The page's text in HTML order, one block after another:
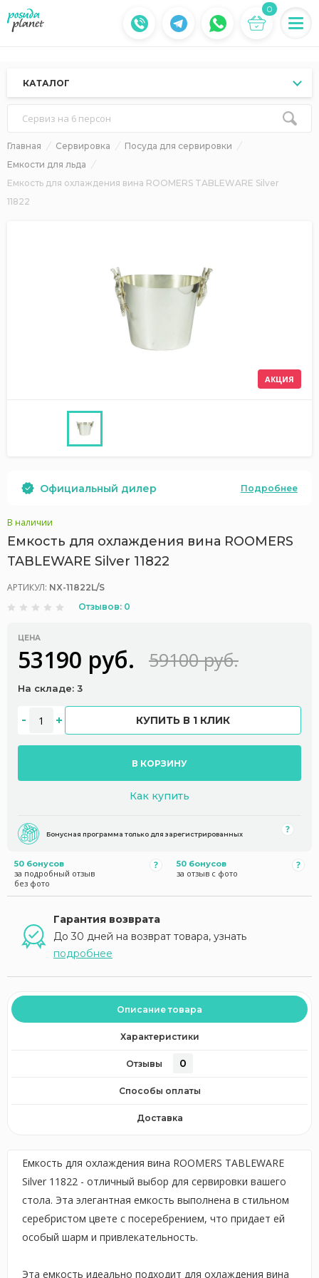
0
КАТАЛОГ
Сервиз на 6 персон
Главная Сервировка
Посуда для сервировки
Емкости для льда
Емкость для охлаждения вина ROOMERS TABLEWARE Silver
11822
АКЦИЯ
Официальный дилер Подробнее
В наличии
Емкость для охлаждения вина ROOMERS
TABLEWARE Silver 11822
АРТИКУЛ: NX-11822L/S
Отзывов: 0
ЦЕНА
53190 руб. 59100 руб.
На складе: 3
КУПИТЬ В 1 КЛИК
В КОРЗИНУ
Как купить
Бонусная программа только для зарегистрированных
50 бонусов
за подробный отзыв
без фото
50 бонусов
за отзыв с фото
Гарантия возврата
До 30 дней на возврат товара, узнать
подробнее
Описание товара
Характеристики
Отзывы 0
Способы оплаты
Доставка
Емкость для охлаждения вина ROOMERS TABLEWARE
Silver 11822 - отличный выбор для сервировки вашего
стола. Эта элегантная емкость выполнена в стильном
серебристом цвете с посеребрением, что придает ей
особый шарм и привлекательность.
Эта емкость идеально подходит для охлаждения вина